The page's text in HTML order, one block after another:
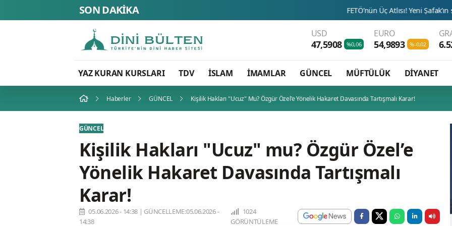
SON DAKİKA FETÖ’nün Üç Atlısı! Yeni Şafak’ın sorusunu Dini
USD
47,5908 %0,06
EURO
54,9893 %-0,02
YAZ KURAN KURSLARI TDV İSLAM İMAMLAR GÜNCEL MÜFTÜLÜK DİYANET
Haberler GÜNCEL Kişilik Hakları "Ucuz" Mu? Özgür Özel’e Yönelik Hakaret Davasında Tartışmalı Karar!
GÜNCEL
Kişilik Hakları "Ucuz" mu? Özgür Özel’e
Yönelik Hakaret Davasında Tartışmalı
Karar!
05.06.2026 - 14:38 | GÜNCELLEME:05.06.2026 -
14:38
1024
GÖRÜNTÜLEME